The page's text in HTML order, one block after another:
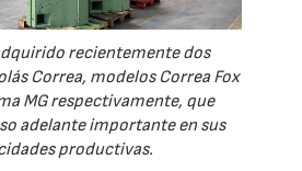
recientemente dos
Correa, modelos Correa Fox
MG respectivamente, que
adelante importante en sus
productivas.